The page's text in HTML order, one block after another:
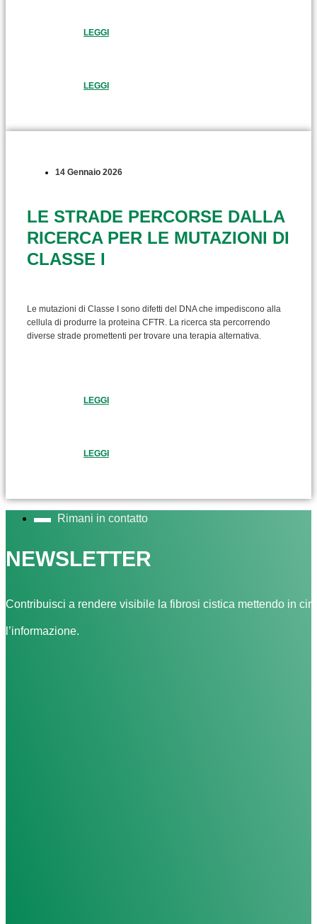
LEGGI
LEGGI
14 Gennaio 2026
LE STRADE PERCORSE DALLA
RICERCA PER LE MUTAZIONI DI
CLASSE I
Le mutazioni di Classe I sono difetti del DNA che impediscono alla
cellula di produrre la proteina CFTR. La ricerca sta percorrendo
diverse strade promettenti per trovare una terapia alternativa.
LEGGI
LEGGI
Rimani in contatto
NEWSLETTER
Contribuisci a rendere visibile la fibrosi cistica mettendo in
l’informazione.